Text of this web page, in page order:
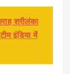
श्रीलंका
इंडिया में